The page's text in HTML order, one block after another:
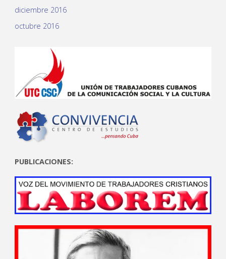
diciembre 2016
octubre 2016
PUBLICACIONES: